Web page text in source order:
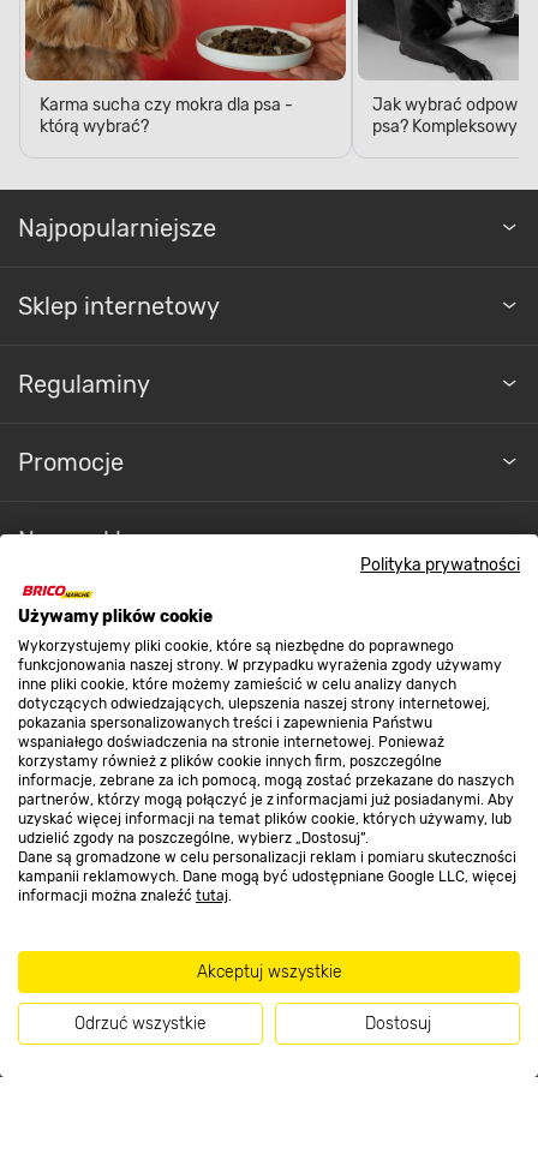
Polityka prywatności
Używamy plików cookie
Wykorzystujemy pliki cookie, które są niezbędne do poprawnego
funkcjonowania naszej strony. W przypadku wyrażenia zgody używamy
inne pliki cookie, które możemy zamieścić w celu analizy danych
dotyczących odwiedzających, ulepszenia naszej strony internetowej,
pokazania spersonalizowanych treści i zapewnienia Państwu
wspaniałego doświadczenia na stronie internetowej. Ponieważ
korzystamy również z plików cookie innych firm, poszczególne
informacje, zebrane za ich pomocą, mogą zostać przekazane do naszych
partnerów, którzy mogą połączyć je z informacjami już posiadanymi. Aby
uzyskać więcej informacji na temat plików cookie, których używamy, lub
udzielić zgody na poszczególne, wybierz „Dostosuj”.
Dane są gromadzone w celu personalizacji reklam i pomiaru skuteczności
kampanii reklamowych. Dane mogą być udostępniane Google LLC, więcej
informacji można znaleźć tutaj.
Akceptuj wszystkie
Odrzuć wszystkie Dostosuj
Karma sucha czy mokra dla psa -
którą wybrać?
Jak wybrać
psa? Kompleksowy
Najpopularniejsze
Sklep internetowy
Regulaminy
Promocje
Nasze sklepy
O nas
Kontakt do sklepu
Strefa biznesu
Dołącz do nas
Metody płatności